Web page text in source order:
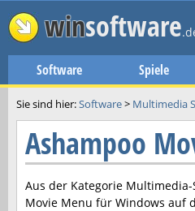
winsoftware
Software Spiele
Sie sind hier:Software> Multimedia
Ashampoo
Aus der Kategorie
Movie Menu für Windows auf